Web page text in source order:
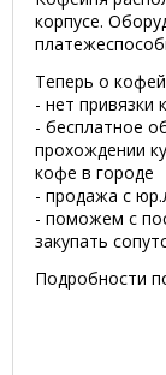
корпусе.
Теперь о
- нет привязки
- бесплатное
прохождении
кофе в городе
- продажа с
- поможем с
закупать
Подробности